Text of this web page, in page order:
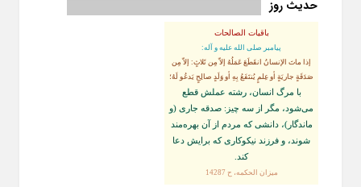
حدیث روز
باقیات الصالحات
پيامبر صلى‏ الله‏ عليه ‏و‏ آله:
إذا ماتَ الإنسانُ انقَطَعَ عَمَلُهُ إلاّ مِن ثَلاثٍ: إلاّ مِن
صَدَقَةٍ جاريَةٍ أو عِلمٍ يُنتَفَعُ بِهِ أو وَلَدٍ صالِحٍ يَدعُو لَهُ؛
با مرگ انسان، رشته عملش قطع
مى‌شود، مگر از سه چيز: صدقه جارى (و
ماندگار)، دانشى كه مردم از آن بهره‏‌مند
شوند، و فرزند نيكوكارى كه برايش دعا
كند.
ميزان الحكمه، ح 14287